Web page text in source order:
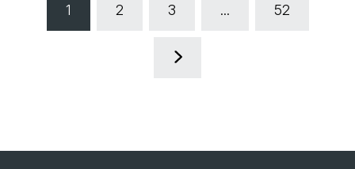
1 2 3 ... 52